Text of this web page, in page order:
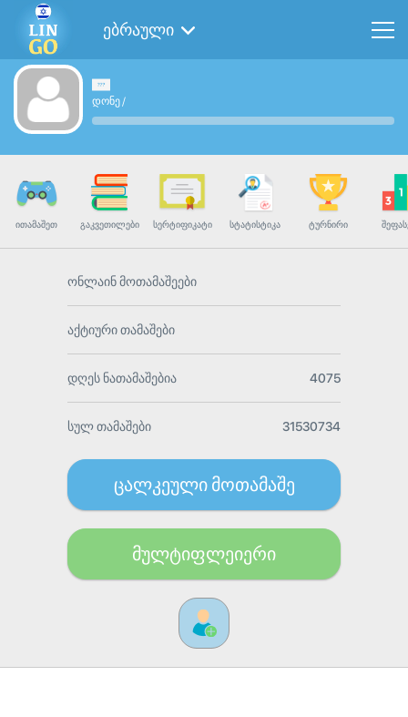
ებრაული
დონე/
ᲘᲗᲐᲛᲐᲨᲔᲗ ᲒᲐᲙᲕᲔᲗᲘᲚᲔᲑᲘ ᲡᲔᲠᲢᲘᲤᲘᲙᲐᲢᲘ ᲡᲢᲐᲢᲘᲡᲢᲘᲙᲐ ᲢᲣᲠᲜᲘᲠᲘ
ონლაინ მოთამაშეები
აქტიური თამაშები
დღეს ნათამაშებია 4075
სულ თამაშები 31530734
ცალკეული მოთამაშე
მულტიფლეიერი